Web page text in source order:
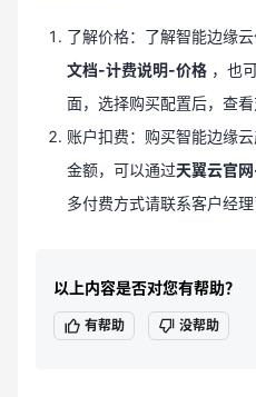
了解价格：了解智能边缘
文档-计费说明-价格 ，也
面，选择购买配置后，查看
账户扣费：购买智能边缘
金额，可以通过天翼云官
多付费方式请联系客户经理
以上内容是否对您有帮助？
有帮助 没帮助